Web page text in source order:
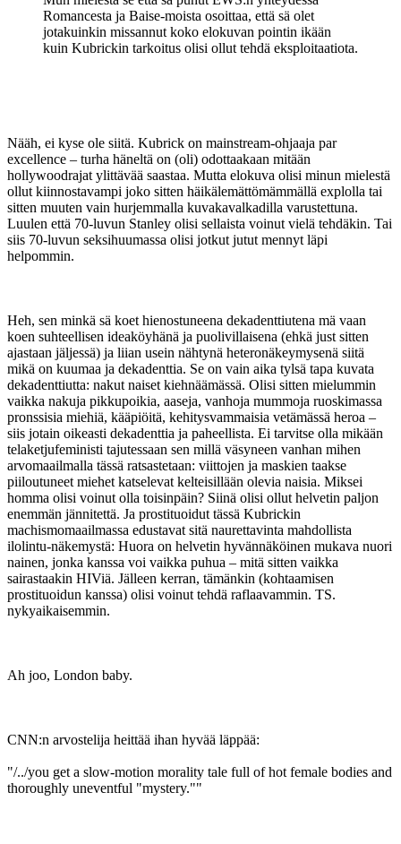
Romancesta ja Baise-moista osoittaa, että sä olet
jotakuinkin missannut koko elokuvan pointin ikään
kuin Kubrickin tarkoitus olisi ollut tehdä eksploitaatiota.
Nääh, ei kyse ole siitä. Kubrick on mainstream-ohjaaja par
excellence – turha häneltä on (oli) odottaakaan mitään
hollywoodrajat ylittävää saastaa. Mutta elokuva olisi minun mielestä
ollut kiinnostavampi joko sitten häikälemättömämmällä explolla tai
sitten muuten vain hurjemmalla kuvakavalkadilla varustettuna.
Luulen että 70-luvun Stanley olisi sellaista voinut vielä tehdäkin. Tai
siis 70-luvun seksihuumassa olisi jotkut jutut mennyt läpi
helpommin.
Heh, sen minkä sä koet hienostuneena dekadenttiutena mä vaan
koen suhteellisen ideaköyhänä ja puolivillaisena (ehkä just sitten
ajastaan jäljessä) ja liian usein nähtynä heteronäkeymysenä siitä
mikä on kuumaa ja dekadenttia. Se on vain aika tylsä tapa kuvata
dekadenttiutta: nakut naiset kiehnäämässä. Olisi sitten mielummin
vaikka nakuja pikkupoikia, aaseja, vanhoja mummoja ruoskimassa
pronssisia miehiä, kääpiöitä, kehitysvammaisia vetämässä heroa –
siis jotain oikeasti dekadenttia ja paheellista. Ei tarvitse olla mikään
telaketjufeministi tajutessaan sen millä väsyneen vanhan mihen
arvomaailmalla tässä ratsastetaan: viittojen ja maskien taakse
piiloutuneet miehet katselevat kelteisillään olevia naisia. Miksei
homma olisi voinut olla toisinpäin? Siinä olisi ollut helvetin paljon
enemmän jännitettä. Ja prostituoidut tässä Kubrickin
machismomaailmassa edustavat sitä naurettavinta mahdollista
ilolintu-näkemystä: Huora on helvetin hyvännäköinen mukava nuori
nainen, jonka kanssa voi vaikka puhua – mitä sitten vaikka
sairastaakin HIViä. Jälleen kerran, tämänkin (kohtaamisen
prostituoidun kanssa) olisi voinut tehdä raflaavammin. TS.
nykyaikaisemmin.
Ah joo, London baby.
CNN:n arvostelija heittää ihan hyvää läppää:
"/../you get a slow-motion morality tale full of hot female bodies and
thoroughly uneventful "mystery.""